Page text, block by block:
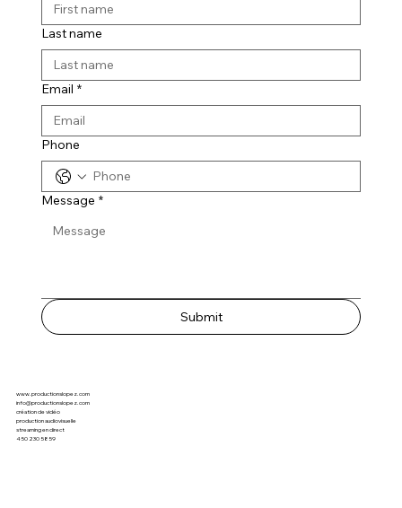
Last name
Email *
Phone
Message *
Submit
www.productionslopez.com
info@productionslopez.com
création de vidéo
production audiovisuelle
streaming en direct
450 230 5859